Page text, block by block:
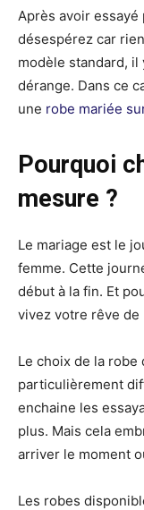
Après avoir
désespérez car
modèle standard,
dérange. Dans ce
une robe mariée
Pourquoi
mesure ?
Le mariage est le
femme. Cette
début à la fin. Et
vivez votre rêve de
Le choix de la
particulièrement
enchaine les
plus. Mais cela
arriver le moment
Les robes